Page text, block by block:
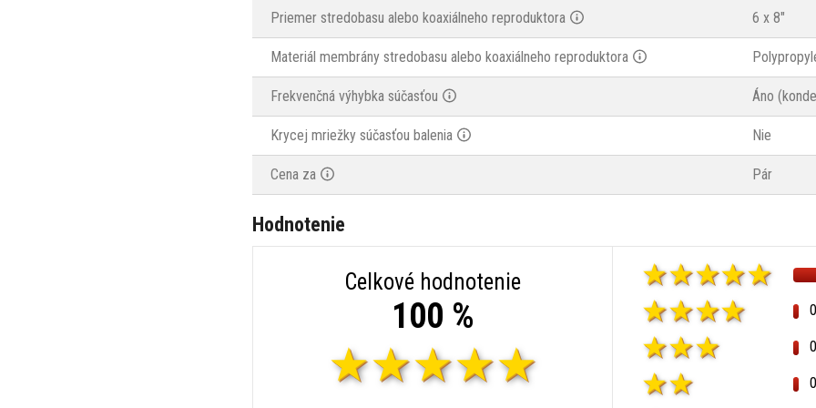
Priemer stredobasu alebo koaxiálneho reproduktora 6 x 8"
Materiál membrány stredobasu alebo koaxiálneho reproduktora
Frekvenčná výhybka súčasťou Áno
Krycej mriežky súčasťou balenia Nie
Cena za Pár
Hodnotenie
Celkové hodnotenie
100 %